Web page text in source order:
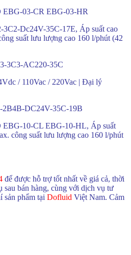
03-CR EBG-03-HR
Dc24V-35C-17E, Áp suất cao
suất lưu lượng cao 160 l/phút (42
3C3-AC220-35C
/ 110Vac / 220Vac | Đại lý
DC24V-35C-19B
10-CL EBG-10-HL, Áp suất
công suất lưu lượng cao 160 l/phút
để được hỗ trợ tốt nhất về giá cả, thời
sau bán hàng, cùng với dịch vụ tư
sản phẩm tại Dofluid Việt Nam. Cảm